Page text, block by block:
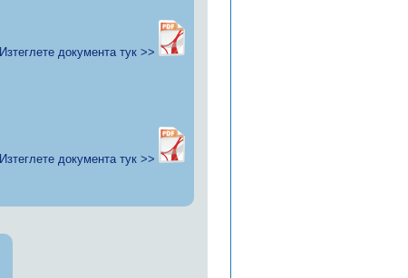
Изтеглете документа тук >>
Изтеглете документа тук >>